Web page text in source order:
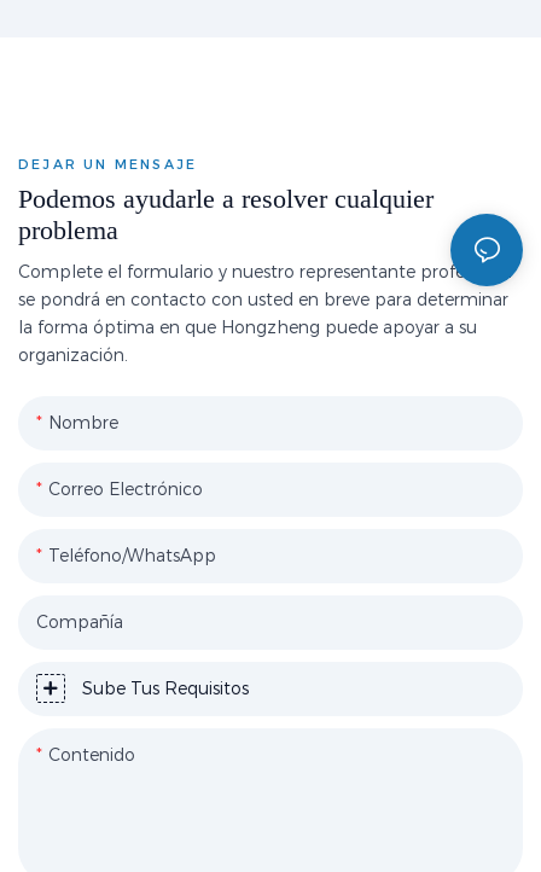
DEJAR UN MENSAJE
Podemos ayudarle a resolver cualquier
problema
Complete el formulario y nuestro representante profesional
se pondrá en contacto con usted en breve para determinar
la forma óptima en que Hongzheng puede apoyar a su
organización.
Nombre
Correo Electrónico
Teléfono/WhatsApp
Compañía
Sube Tus Requisitos
Contenido